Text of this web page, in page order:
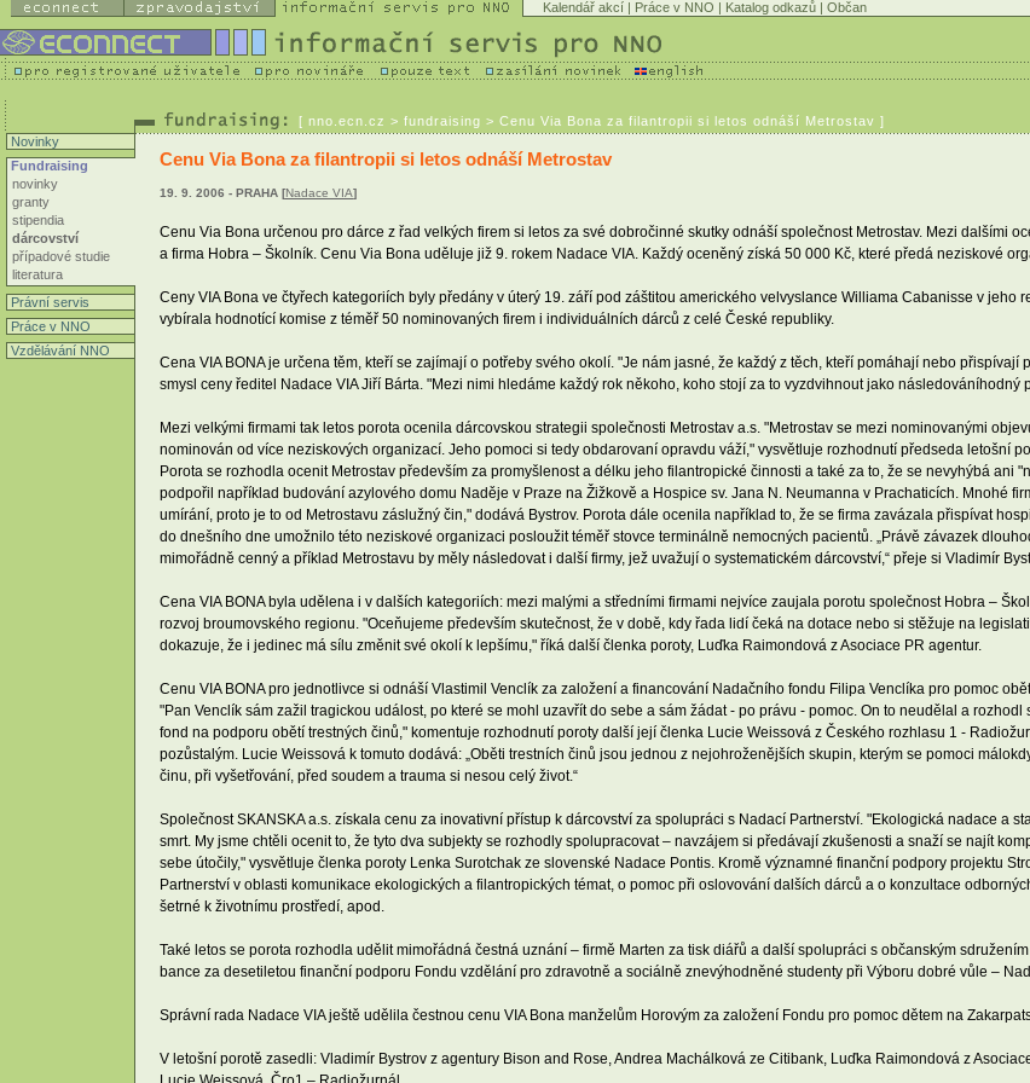
Kalendář akcí | Práce v NNO | Katalog odkazů | Občan
[ nno.ecn.cz > fundraising > Cenu Via Bona za filantropii si letos odnáší Metrostav ]
Novinky
Fundraising
novinky
granty
stipendia
dárcovství
případové studie
literatura
Právní servis
Práce v NNO
Vzdělávání NNO
Cenu Via Bona za filantropii si letos odnáší Metrostav
19. 9. 2006 - PRAHA [Nadace VIA]
Cenu Via Bona určenou pro dárce z řad velkých firem si letos za své dobročinné skutky odnáší společnost Metrostav. Mezi dalšími
a firma Hobra – Školník. Cenu Via Bona uděluje již 9. rokem Nadace VIA. Každý oceněný získá 50 000 Kč, které předá neziskové
Ceny VIA Bona ve čtyřech kategoriích byly předány v úterý 19. září pod záštitou amerického velvyslance Williama Cabanisse v jeho
vybírala hodnotící komise z téměř 50 nominovaných firem i individuálních dárců z celé České republiky.
Cena VIA BONA je určena těm, kteří se zajímají o potřeby svého okolí. "Je nám jasné, že každý z těch, kteří pomáhají nebo
smysl ceny ředitel Nadace VIA Jiří Bárta. "Mezi nimi hledáme každý rok někoho, koho stojí za to vyzdvihnout jako následováníhodný
Mezi velkými firmami tak letos porota ocenila dárcovskou strategii společnosti Metrostav a.s. "Metrostav se mezi nominovanými
nominován od více neziskových organizací. Jeho pomoci si tedy obdarovaní opravdu váží," vysvětluje rozhodnutí předseda letošní
Porota se rozhodla ocenit Metrostav především za promyšlenost a délku jeho filantropické činnosti a také za to, že se nevyhýbá ani
podpořil například budování azylového domu Naděje v Praze na Žižkově a Hospice sv. Jana N. Neumanna v Prachaticích. Mnohé
umírání, proto je to od Metrostavu záslužný čin," dodává Bystrov. Porota dále ocenila například to, že se firma zavázala přispívat
do dnešního dne umožnilo této neziskové organizaci posloužit téměř stovce terminálně nemocných pacientů. „Právě závazek
mimořádně cenný a příklad Metrostavu by měly následovat i další firmy, jež uvažují o systematickém dárcovství,“ přeje si Vladimír
Cena VIA BONA byla udělena i v dalších kategoriích: mezi malými a středními firmami nejvíce zaujala porotu společnost Hobra –
rozvoj broumovského regionu. "Oceňujeme především skutečnost, že v době, kdy řada lidí čeká na dotace nebo si stěžuje na
dokazuje, že i jedinec má sílu změnit své okolí k lepšímu," říká další členka poroty, Luďka Raimondová z Asociace PR agentur.
Cenu VIA BONA pro jednotlivce si odnáší Vlastimil Venclík za založení a financování Nadačního fondu Filipa Venclíka pro pomoc
"Pan Venclík sám zažil tragickou událost, po které se mohl uzavřít do sebe a sám žádat - po právu - pomoc. On to neudělal a
fond na podporu obětí trestných činů," komentuje rozhodnutí poroty další její členka Lucie Weissová z Českého rozhlasu 1 -
pozůstalým. Lucie Weissová k tomuto dodává: „Oběti trestních činů jsou jednou z nejohroženějších skupin, kterým se pomoci
činu, při vyšetřování, před soudem a trauma si nesou celý život.“
Společnost SKANSKA a.s. získala cenu za inovativní přístup k dárcovství za spolupráci s Nadací Partnerství. "Ekologická nadace a
smrt. My jsme chtěli ocenit to, že tyto dva subjekty se rozhodly spolupracovat – navzájem si předávají zkušenosti a snaží se najít
sebe útočily," vysvětluje členka poroty Lenka Surotchak ze slovenské Nadace Pontis. Kromě významné finanční podpory projektu
Partnerství v oblasti komunikace ekologických a filantropických témat, o pomoc při oslovování dalších dárců a o konzultace
šetrné k životnímu prostředí, apod.
Také letos se porota rozhodla udělit mimořádná čestná uznání – firmě Marten za tisk diářů a další spolupráci s občanským
bance za desetiletou finanční podporu Fondu vzdělání pro zdravotně a sociálně znevýhodněné studenty při Výboru dobré vůle –
Správní rada Nadace VIA ještě udělila čestnou cenu VIA Bona manželům Horovým za založení Fondu pro pomoc dětem na
V letošní porotě zasedli: Vladimír Bystrov z agentury Bison and Rose, Andrea Machálková ze Citibank, Luďka Raimondová z